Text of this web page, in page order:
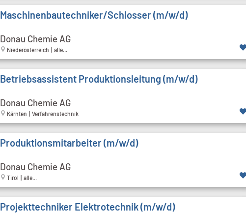
Maschinenbautechniker/Schlosser (m/w/d)
Donau Chemie AG
Niederösterreich | alle...
Betriebsassistent Produktionsleitung (m/w/d)
Donau Chemie AG
Kärnten | Verfahrenstechnik
Produktionsmitarbeiter (m/w/d)
Donau Chemie AG
Tirol | alle...
Projekttechniker Elektrotechnik (m/w/d)